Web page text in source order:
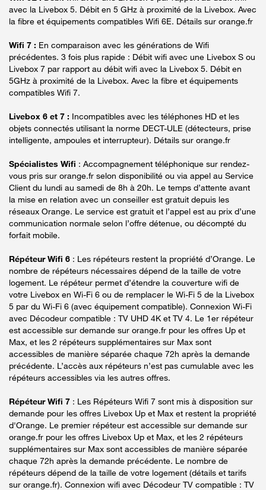
avec la Livebox 5. Débit en 5 GHz à proximité de la Livebox. Avec
la fibre et équipements compatibles Wifi 6E. Détails sur orange.fr
Wifi 7 : En comparaison avec les générations de Wifi
précédentes. 3 fois plus rapide : Débit wifi avec une Livebox S ou
Livebox 7 par rapport au débit wifi avec la Livebox 5. Débit en
5GHz à proximité de la Livebox. Avec la fibre et équipements
compatibles Wifi 7.
Livebox 6 et 7 : Incompatibles avec les téléphones HD et les
objets connectés utilisant la norme DECT-ULE (détecteurs, prise
intelligente, ampoules et interrupteur). Détails sur orange.fr
Spécialistes Wifi : Accompagnement téléphonique sur rendez-
vous pris sur orange.fr selon disponibilité ou via appel au Service
Client du lundi au samedi de 8h à 20h. Le temps d’attente avant
la mise en relation avec un conseiller est gratuit depuis les
réseaux Orange. Le service est gratuit et l’appel est au prix d’une
communication normale selon l’offre détenue, ou décompté du
forfait mobile.
Répéteur Wifi 6 : Les répéteurs restent la propriété d’Orange. Le
nombre de répéteurs nécessaires dépend de la taille de votre
logement. Le répéteur permet d’étendre la couverture wifi de
votre Livebox en Wi-Fi 6 ou de remplacer le Wi-Fi 5 de la Livebox
5 par du Wi-Fi 6 (avec équipement compatible). Connexion Wi-Fi
avec Décodeur compatible : TV UHD 4K et TV 4. Le 1er répéteur
est accessible sur demande sur orange.fr pour les offres Up et
Max, et les 2 répéteurs supplémentaires sur Max sont
accessibles de manière séparée chaque 72h après la demande
précédente. L’accès aux répéteurs n’est pas cumulable avec les
répéteurs accessibles via les autres offres.
Répéteur Wifi 7 : Les Répéteurs Wifi 7 sont mis à disposition sur
demande pour les offres Livebox Up et Max et restent la propriété
d'Orange. Le premier répéteur est accessible sur demande sur
orange.fr pour les offres Livebox Up et Max, et les 2 répéteurs
supplémentaires sur Max sont accessibles de manière séparée
chaque 72h après la demande précédente. Le nombre de
répéteurs dépend de la taille de votre logement (détails et tarifs
sur orange.fr). Connexion wifi avec Décodeur TV compatible : TV